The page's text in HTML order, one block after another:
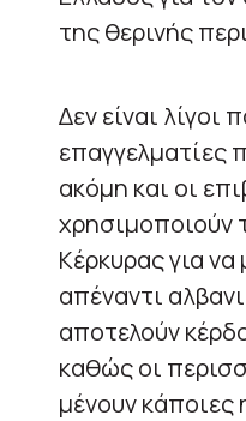
της θερινής
Δεν είναι λίγοι
επαγγελματίες
ακόμη και οι
χρησιμοποιούν
Κέρκυρας για
απέναντι
αποτελούν
καθώς οι
μένουν κάποιες